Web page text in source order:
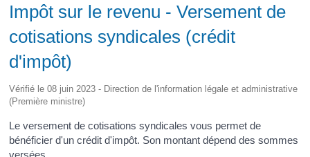
Impôt sur le revenu - Versement de
cotisations syndicales (crédit
d'impôt)
Vérifié le 08 juin 2023 - Direction de l'information légale et administrative
(Première ministre)
Le versement de cotisations syndicales vous permet de
bénéficier d'un crédit d'impôt. Son montant dépend des sommes
versées.